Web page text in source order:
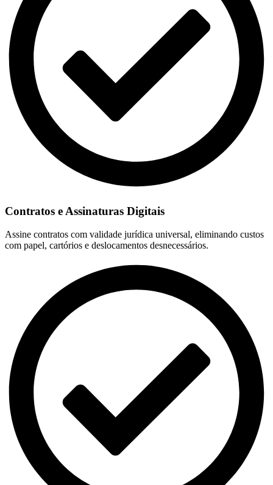
Contratos e Assinaturas Digitais
Assine contratos com validade jurídica universal, eliminando custos
com papel, cartórios e deslocamentos desnecessários.